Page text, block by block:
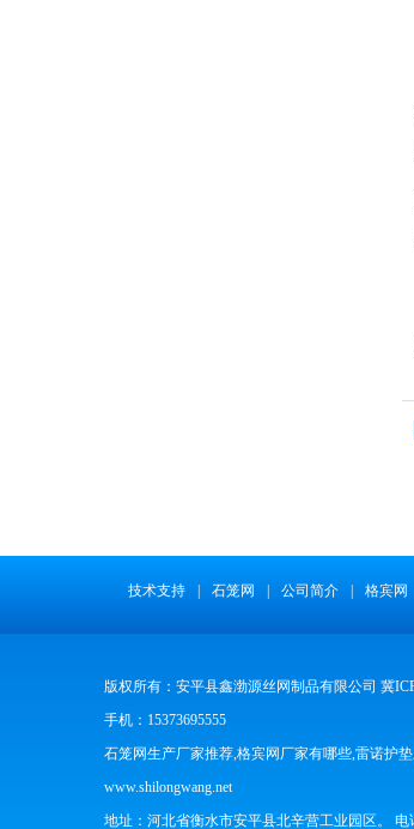
技术支持 石笼网 公司简介 格宾网
版权所有：安平县鑫渤源丝网制品有限公司 冀
手机：15373695555
石笼网生产厂家推荐,格宾网厂家有哪些,雷诺护
www.shilongwang.net
地址：河北省衡水市安平县北辛营工业园区。 电